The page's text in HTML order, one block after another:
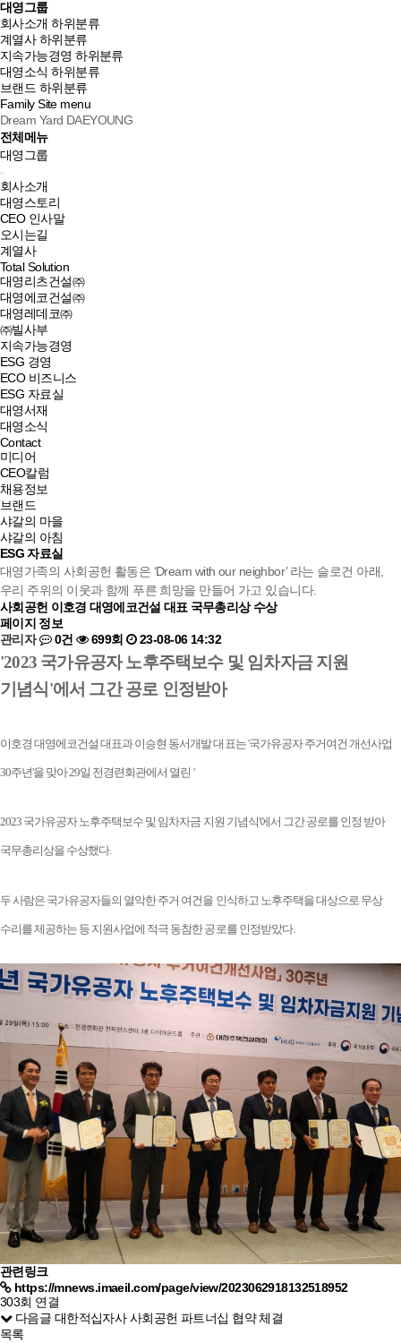
대영그룹
회사소개 하위분류
계열사 하위분류
지속가능경영 하위분류
대영소식 하위분류
브랜드 하위분류
Family Site menu
Dream Yard DAEYOUNG
전체메뉴
대영그룹
회사소개
대영스토리
CEO 인사말
오시는길
계열사
Total Solution
대영리츠건설㈜
대영에코건설㈜
대영레데코㈜
㈜빌사부
지속가능경영
ESG 경영
ECO 비즈니스
ESG 자료실
대영서재
대영소식
Contact
미디어
CEO칼럼
채용정보
브랜드
샤갈의 마을
샤갈의 아침
ESG 자료실
대영가족의 사회공헌 활동은 ‘Dream with our neighbor’ 라는 슬로건 아래,
우리 주위의 이웃과 함께 푸른 희망을 만들어 가고 있습니다.
사회공헌 이호경 대영에코건설 대표 국무총리상 수상
페이지 정보
관리자
0건 699회 23-08-06 14:32
'2023 국가유공자 노후주택보수 및 임차자금 지원
기념식'에서 그간 공로 인정받아
이호경 대영에코건설 대표과 이승현 동서개발 대표는 '국가유공자 주거여건 개선사업
30주년'을 맞아 29일 전경련회관에서 열린 '
2023 국가유공자 노후주택보수 및 임차자금 지원 기념식'에서 그간 공로를 인정 받아
국무총리상을 수상했다.
두 사람은 국가유공자들의 열악한 주거 여건을 인식하고 노후주택을 대상으로 무상
수리를 제공하는 등 지원사업에 적극 동참한 공로를 인정받았다.
관련링크
https://mnews.imaeil.com/page/view/2023062918132518952
303회 연결
다음글 대한적십자사 사회공헌 파트너십 협약 체결
목록